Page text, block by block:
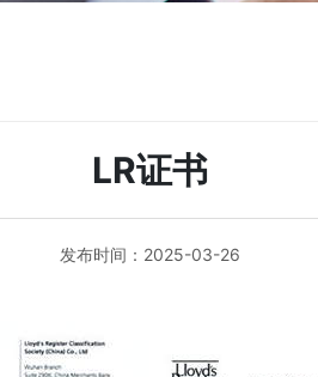
LR证书
发布时间：2025-03-26